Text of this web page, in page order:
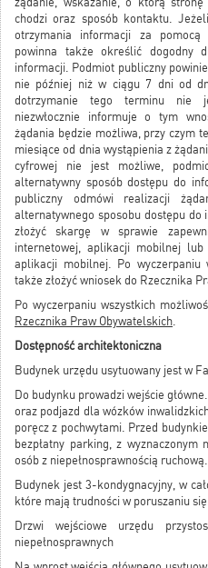
chodzi oraz sposób kontaktu.
otrzymania informacji za pomocą
powinna także określić dogodny
informacji. Podmiot publiczny
nie później niż w ciągu 7 dni od
dotrzymanie tego terminu nie
niezwłocznie informuje o tym
żądania będzie możliwa, przy czym
miesiące od dnia wystąpienia z
cyfrowej nie jest możliwe,
alternatywny sposób dostępu do
publiczny odmówi realizacji
alternatywnego sposobu dostępu do
złożyć skargę w sprawie
internetowej, aplikacji mobilnej
aplikacji mobilnej. Po wyczerpaniu
także złożyć wniosek do Rzecznika
Po wyczerpaniu wszystkich
Rzecznika Praw Obywatelskich.
Dostępność architektoniczna
Budynek urzędu usytuowany jest w
Do budynku prowadzi wejście
oraz podjazd dla wózków
poręcz z pochwytami. Przed
bezpłatny parking, z
osób z niepełnosprawnością ruchową.
Budynek jest 3-kondygnacyjny, w
które mają trudności w poruszaniu
Drzwi wejściowe urzędu
niepełnosprawnych i